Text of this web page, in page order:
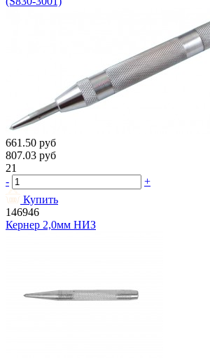
661.50 руб
807.03 руб
21
-
+
Купить
146946
Кернер 2,0мм НИЗ